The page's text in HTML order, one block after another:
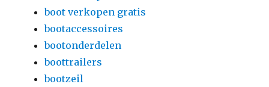
boot verkopen gratis
bootaccessoires
bootonderdelen
boottrailers
bootzeil